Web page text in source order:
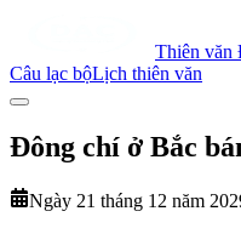
Thiên văn
Câu lạc bộLịch thiên văn
Đông chí ở Bắc
Ngày 21 tháng 12 năm